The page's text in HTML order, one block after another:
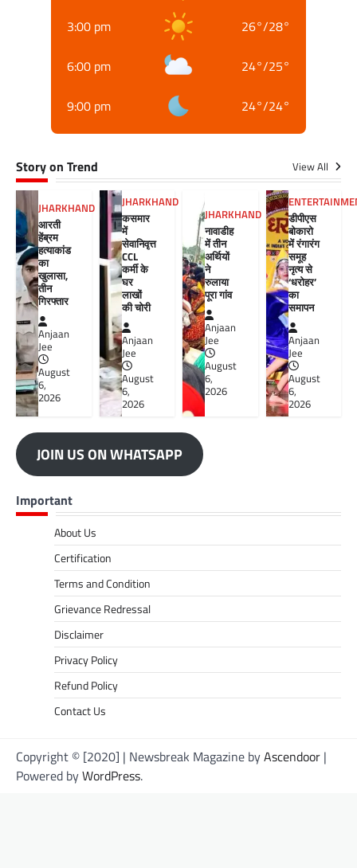
3:00 pm 26°/28°
6:00 pm 24°/25°
9:00 pm 24°/24°
Story on Trend View All
JHARKHAND
आरती
हेंब्रम
हत्याकांड
का
खुलासा,
तीन
गिरफ्तार
Anjaan
Jee
August
6,
2026
JHARKHAND
कसमार
में
सेवानिवृत्त
CCL
कर्मी के
घर
लाखों
की चोरी
Anjaan
Jee
August
6,
2026
JHARKHAND
नावाडीह
में तीन
अर्थियों
ने
रुलाया
पूरा गांव
Anjaan
Jee
August
6,
2026
डीपीएस
बोकारो
में रंगारंग
समूह
नृत्य से
‘धरोहर’
का
समापन
Anjaan
Jee
August
6,
2026
JOIN US ON WHATSAPP
Important
About Us
Certification
Terms and Condition
Grievance Redressal
Disclaimer
Privacy Policy
Refund Policy
Contact Us
Copyright © [2020] | Newsbreak Magazine byAscendoor |
Powered byWordPress.